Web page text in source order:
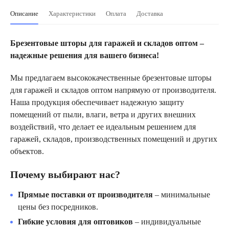
Описание Характеристики Оплата Доставка
Брезентовые шторы для гаражей и складов оптом –
надежные решения для вашего бизнеса!
Мы предлагаем высококачественные брезентовые шторы
для гаражей и складов оптом напрямую от производителя.
Наша продукция обеспечивает надежную защиту
помещений от пыли, влаги, ветра и других внешних
воздействий, что делает ее идеальным решением для
гаражей, складов, производственных помещений и других
объектов.
Почему выбирают нас?
Прямые поставки от производителя – минимальные
цены без посредников.
Гибкие условия для оптовиков – индивидуальные